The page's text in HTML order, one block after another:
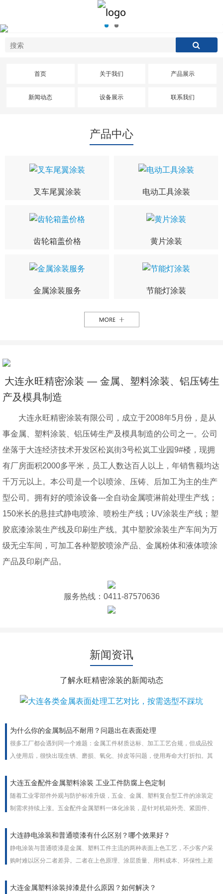
首页 关于我们 产品展示
新闻动态 设备展示 联系我们
产品中心
叉车尾翼涂装 电动工具涂装
齿轮箱盖价格 黄片涂装
金属涂装服务 节能灯涂装
大连永旺精密涂装 — 金属、塑料涂装、铝压铸生
产及模具制造
大连永旺精密涂装有限公司，成立于2008年5月份，是从
事金属、塑料涂装、铝压铸生产及模具制造的公司之一。公司
坐落于大连经济技术开发区松岚街3号松岚工业园9#楼，现拥
有厂房面积2000多平米，员工人数达百人以上，年销售额均达
千万元以上。本公司是一个以喷涂、压铸、后加工为主的生产
型公司。拥有好的喷涂设备---全自动金属喷淋前处理生产线；
150米长的悬挂式静电喷涂、喷粉生产线；UV涂装生产线；塑
胶底漆涂装生产线及印刷生产线。其中塑胶涂装生产车间为万
级无尘车间，可加工各种塑胶喷涂产品、金属粉体和液体喷涂
产品及印刷产品。
服务热线：0411-87570636
新闻资讯
了解永旺精密涂装的新闻动态
为什么你的金属制品不耐用？问题出在表面处理
很多工厂都会遇到同一个难题：金属工件材质达标、加工工艺合规，但成品投
入使用后，很快出现生锈、磨损、氧化、掉皮等问题，使用寿命大打折扣。其
理工艺不到位。表面处理是金属工件的防护铠甲，工艺疏漏直接决定产品耐用
度与使用寿命。
大连五金配件金属塑料涂装 工业工件防腐上色定制
随着工业零部件外观与防护标准升级，五金、金属、塑料复合型工件的涂装定
制需求持续上涨。五金配件金属塑料一体化涂装，是针对机箱外壳、紧固件、
防腐防锈、耐磨抗老化多重功能，支持颜色、膜厚、质感非标定制，适配室内
外全场景工业使用。
大连静电涂装和普通喷漆有什么区别？哪个效果好？
静电涂装与普通喷漆是金属、塑料工件主流的两种表面上色工艺，不少客户采
购时难以区分二者差异。二者在上色原理、涂层质量、用料成本、环保性上差
工普遍优先静电涂装。
大连金属塑料涂装掉漆是什么原因？如何解决？